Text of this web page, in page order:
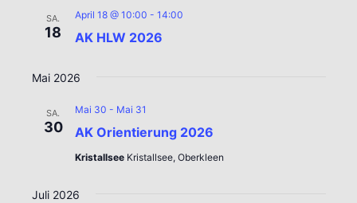
SA.
18 AK HLW 2026
April 18 @ 10:00 - 14:00
Mai 2026
SA.
30 AK Orientierung 2026
Mai 30 - Mai 31
Kristallsee Kristallsee, Oberkleen
Juli 2026